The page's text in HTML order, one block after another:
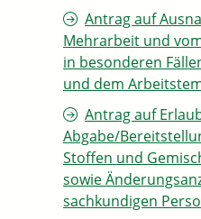
Antrag auf
Mehrarbeit und
in besonderen
und dem
Antrag auf
Abgabe/
Stoffen und
sowie
sachkundigen